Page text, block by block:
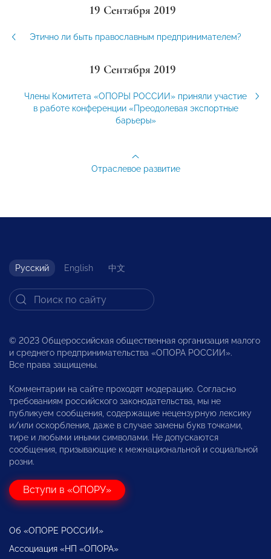
19 Сентября 2019
Этично ли быть православным предпринимателем?
19 Сентября 2019
Члены Комитета «ОПОРЫ РОССИИ» приняли участие
в работе конференции «Преодолевая экспортные
барьеры»
Отраслевое развитие
Русский English 中文
© 2023 Общероссийская общественная организация малого
и среднего предпринимательства «ОПОРА РОССИИ».
Все права защищены.
Комментарии на сайте проходят модерацию. Согласно
требованиям российского законодательства, мы не
публикуем сообщения, содержащие нецензурную лексику
и/или оскорбления, даже в случае замены букв точками,
тире и любыми иными символами. Не допускаются
сообщения, призывающие к межнациональной и социальной
розни.
Вступи в «ОПОРУ»
Об «ОПОРЕ РОССИИ»
Ассоциация «НП «ОПОРА»